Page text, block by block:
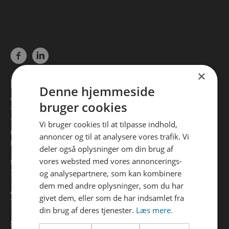
KONTAKT
Vejle Spildevand
Toldbodvej 20
7100 Vejle
CVR 32882064
EAN 5798006363025
Spørgsmål til din regning?
76 41 37 01
Andre spørgsmål?
76 41 37 00
Skriv til os
×
Denne hjemmeside
bruger cookies
Vi bruger cookies til at tilpasse indhold,
annoncer og til at analysere vores trafik. Vi
deler også oplysninger om din brug af
vores websted med vores annoncerings-
og analysepartnere, som kan kombinere
dem med andre oplysninger, som du har
givet dem, eller som de har indsamlet fra
din brug af deres tjenester. Læs mere.